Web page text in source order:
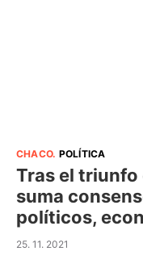
CHACO. POLÍTICA
Tras el
suma
políticos,
25. 11. 2021